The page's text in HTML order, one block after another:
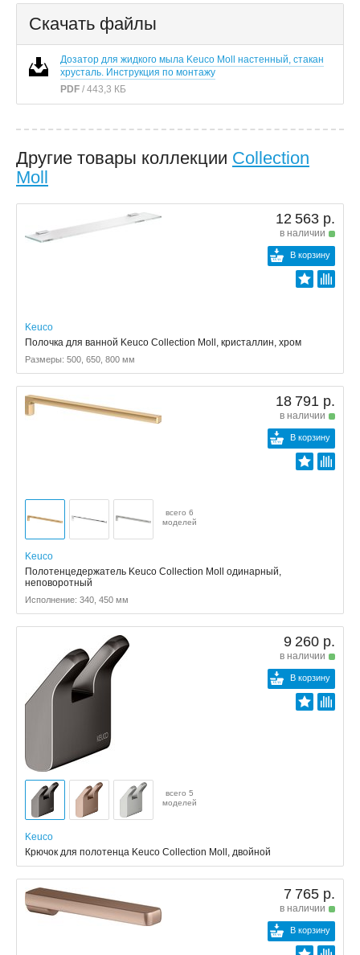
Скачать файлы
Дозатор для жидкого мыла Keuco Moll настенный, стакан
хрусталь. Инструкция по монтажу
PDF / 443,3 КБ
Другие товары коллекции Collection
Moll
12 563 р.
в наличии
В корзину
Keuco
Полочка для ванной Keuco Collection Moll, кристаллин, хром
Размеры: 500, 650, 800 мм
18 791 р.
в наличии
В корзину
всего 6
моделей
Keuco
Полотенцедержатель Keuco Collection Moll одинарный,
неповоротный
Исполнение: 340, 450 мм
9 260 р.
в наличии
В корзину
всего 5
моделей
Keuco
Крючок для полотенца Keuco Collection Moll, двойной
7 765 р.
в наличии
В корзину